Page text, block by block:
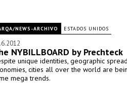
NEWS-ARCHIVO ESTADOS UNIDOS
NYBILLBOARD by Prechteck
unique identities, geographic
cities all over the world are
mega trends.